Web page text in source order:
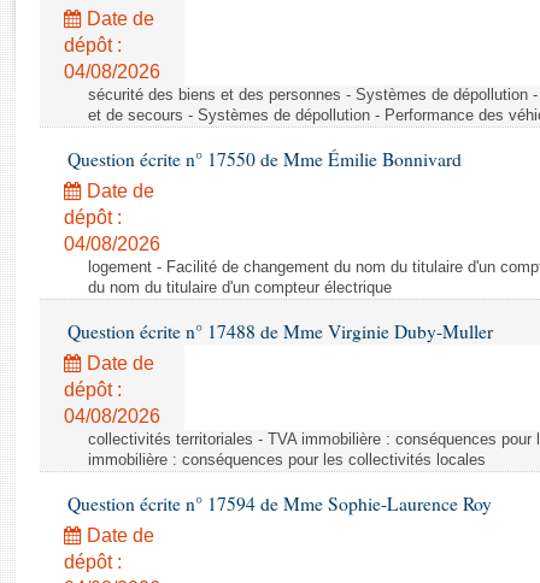
Rapports législatifs
Rapports sur l'application des lois
Baromètre de l’application des lois
Dossiers législatifs
Budget et sécurité sociale
Questions écrites et orales
Comptes rendus des débats
Date de
dépôt :
04/08/2026
sécurité des biens et des personnes - Systèmes de dépollution
et de secours - Systèmes de dépollution - Performance des
Question écrite n° 17550 de Mme Émilie Bonnivard
Date de
dépôt :
04/08/2026
logement - Facilité de changement du nom du titulaire d'un
du nom du titulaire d'un compteur électrique
Question écrite n° 17488 de Mme Virginie Duby-Muller
Date de
dépôt :
04/08/2026
collectivités territoriales - TVA immobilière : conséquences
immobilière : conséquences pour les collectivités locales
Question écrite n° 17594 de Mme Sophie-Laurence Roy
Date de
dépôt :